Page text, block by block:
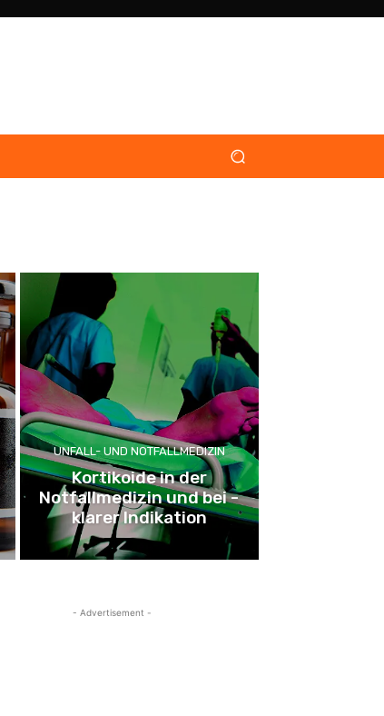
UNFALL- UND NOTFALLMEDIZIN
Kortikoide in der
Notfallmedizin und bei ­
klarer Indikation
- Advertisement -